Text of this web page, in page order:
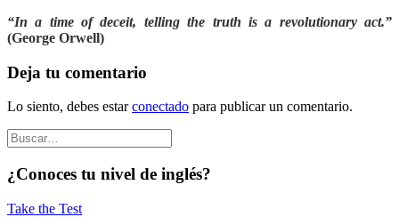
“In a time of deceit, telling the truth is a revolutionary act.”
(George Orwell)
Deja tu comentario
Lo siento, debes estarconectado para publicar un comentario.
¿Conoces tu nivel de inglés?
Take the Test